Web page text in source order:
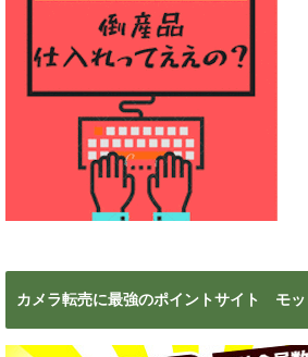
カメラ転売に最強のポイントサイト モ